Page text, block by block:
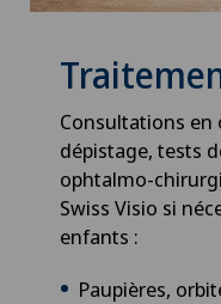
Consultations en
dépistage, tests
ophtalmo-
Swiss Visio si
enfants :
Paupières,